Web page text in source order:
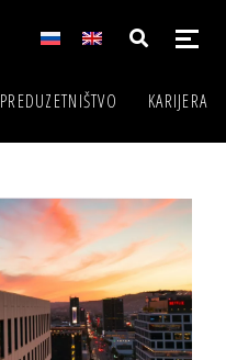
PREDUZETNIŠTVO KARIJERA